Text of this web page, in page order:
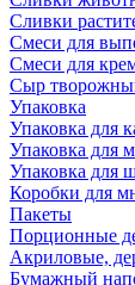
Сливки
Смеси для
Смеси для
Сыр
Упаковка
Упаковка для
Упаковка для
Упаковка для
Коробки для
Пакеты
Порционные
Акриловые,
Бумажный